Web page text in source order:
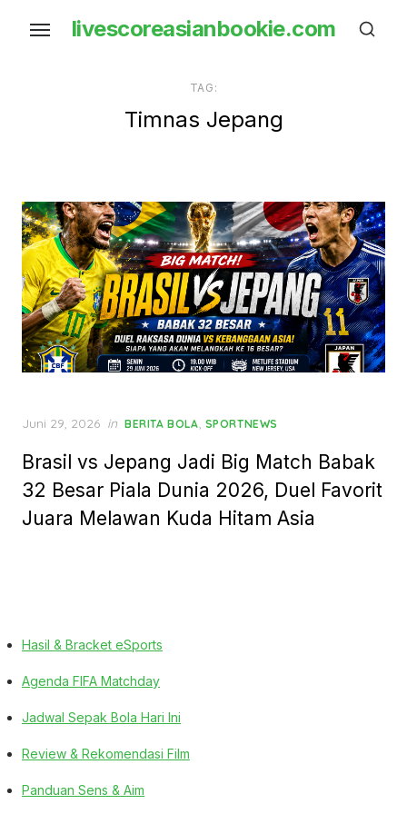
livescoreasianbookie.com
TAG:
Timnas Jepang
Posted
Juni 29, 2026 in BERITA BOLA, SPORTNEWS
Brasil vs Jepang Jadi Big Match Babak
32 Besar Piala Dunia 2026, Duel Favorit
Juara Melawan Kuda Hitam Asia
Hasil & Bracket eSports
Agenda FIFA Matchday
Jadwal Sepak Bola Hari Ini
Review & Rekomendasi Film
Panduan Sens & Aim